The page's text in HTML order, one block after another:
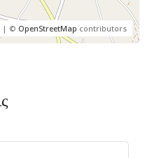
| © OpenStreetMap contributors